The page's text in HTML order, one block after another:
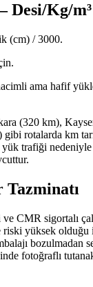
Kg/m³
(cm) / 3000.
ama hafif
(320 km),
rotalarda km
trafiği nedeniyle
Tazminatı
CMR sigortalı
yüksek olduğu
bozulmadan
fotoğraflı